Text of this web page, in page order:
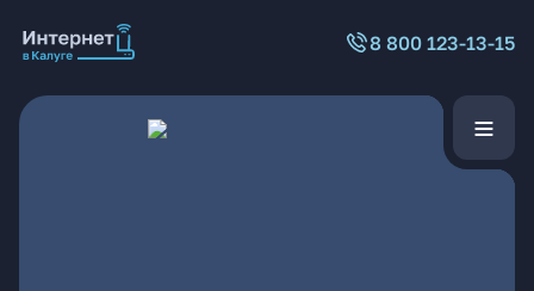
8 800 123-13-15